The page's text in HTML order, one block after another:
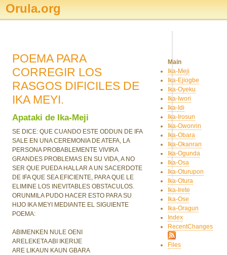
Orula.org
POEMA PARA
CORREGIR LOS
RASGOS DIFICILES DE
IKA MEYI.
Apataki de Ika-Meji
SE DICE: QUE CUANDO ESTE ODDUN DE IFA
SALE EN UNA CEREMONIA DE ATEFA, LA
PERSONA PROBABLEMENTE VIVIRA
GRANDES PROBLEMAS EN SU VIDA, A NO
SER QUE PUEDA HALLAR A UN SACERDOTE
DE IFA QUE SEA EFICIENTE, PARA QUE LE
ELIMINE LOS INEVITABLES OBSTACULOS.
ORUNMILA PUDO HACER ESTO PARA SU
HIJO IKA MEYI MEDIANTE EL SIGUIENTE
POEMA:
ABIMENKEN NULE OENI
ARELEKETA ABI IKERIJE
ARE LIKAUN KAUN GBARA
Main
Ika-Meji
Ika-Ejiogbe
Ika-Oyeku
Ika-Iwori
Ika-Idi
Ika-Irosun
Ika-Owonrin
Ika-Obara
Ika-Okanran
Ika-Ogunda
Ika-Osa
Ika-Oturupon
Ika-Otura
Ika-Irete
Ika-Ose
Ika-Oragun
Index
RecentChanges
Files